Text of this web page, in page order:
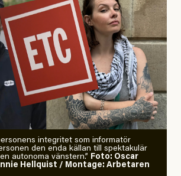
integritet som informatör
den enda källan till spektakulär
autonoma vänstern.” Foto: Oscar
Hellquist / Montage: Arbetaren